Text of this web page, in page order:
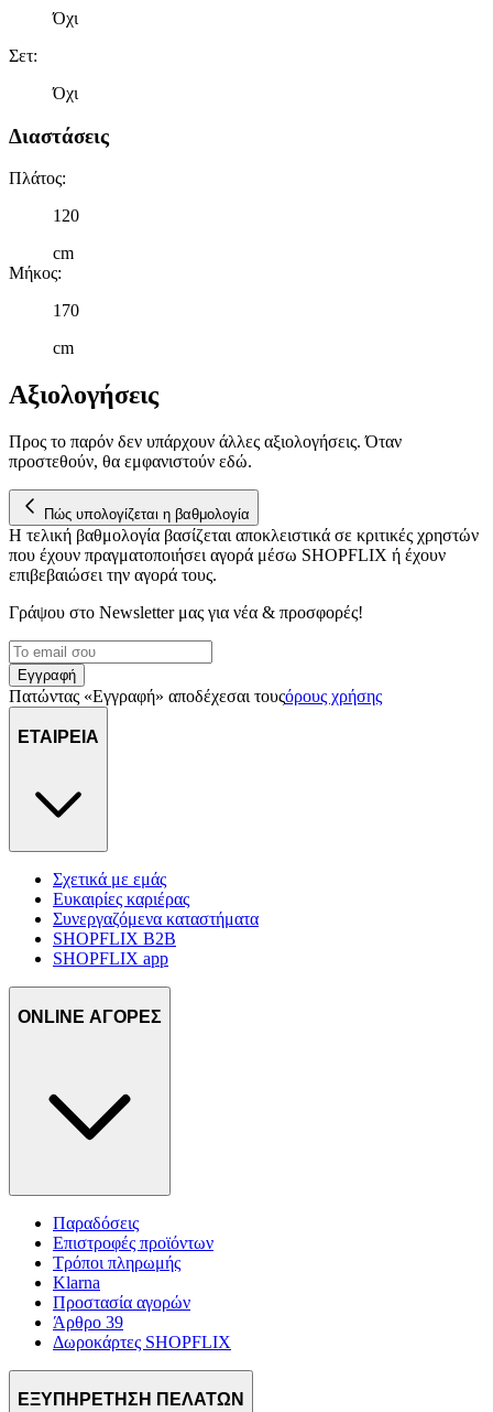
Όχι
Σετ:
Όχι
Διαστάσεις
Πλάτος:
120
cm
Μήκος:
170
cm
Αξιολογήσεις
Προς το παρόν δεν υπάρχουν άλλες αξιολογήσεις. Όταν
προστεθούν, θα εμφανιστούν εδώ.
Πώς υπολογίζεται η βαθμολογία
Η τελική βαθμολογία βασίζεται αποκλειστικά σε κριτικές χρηστών
που έχουν πραγματοποιήσει αγορά μέσω SHOPFLIX ή έχουν
επιβεβαιώσει την αγορά τους.
Γράψου στο Νewsletter μας για νέα & προσφορές!
Εγγραφή
Πατώντας «Εγγραφή» αποδέχεσαι τουςόρους χρήσης
ΕΤΑΙΡΕΙΑ
Σχετικά με εμάς
Ευκαιρίες καριέρας
Συνεργαζόμενα καταστήματα
SHOPFLIX B2B
SHOPFLIX app
ONLINE ΑΓΟΡΕΣ
Παραδόσεις
Επιστροφές προϊόντων
Τρόποι πληρωμής
Klarna
Προστασία αγορών
Άρθρο 39
Δωροκάρτες SHOPFLIX
ΕΞΥΠΗΡΕΤΗΣΗ ΠΕΛΑΤΩΝ